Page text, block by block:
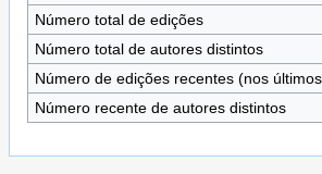
Número total de edições
Número total de autores distintos
Número de edições recentes (nos
Número recente de autores distintos